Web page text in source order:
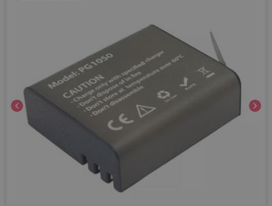
chevron_left chevron_right